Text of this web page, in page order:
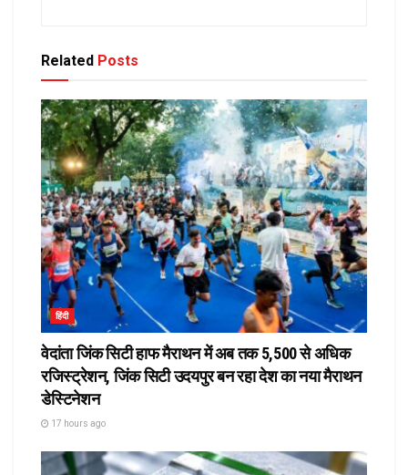
Related Posts
हिंदी
वेदांता जिंक सिटी हाफ मैराथन में अब तक 5,500 से अधिक
रजिस्ट्रेशन, जिंक सिटी उदयपुर बन रहा देश का नया मैराथन
डेस्टिनेशन
17 hours ago